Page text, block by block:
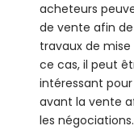
acheteurs
de vente afin
travaux de
ce cas, il peut
intéressant
avant la vente
les négociations.